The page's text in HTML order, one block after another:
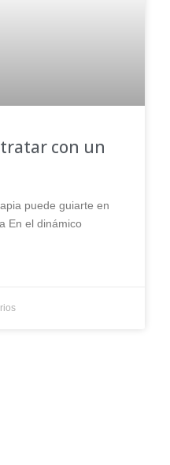
con un
puede guiarte en
En el dinámico